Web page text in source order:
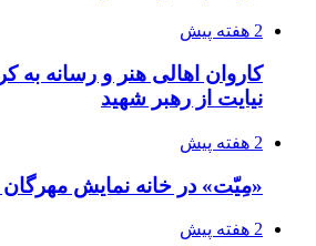
2 هفته پیش
کاروان اهالی هنر و رسانه به
نیایت از رهبر شهید
2 هفته پیش
«مِیّت» در خانه نمایش
2 هفته پیش